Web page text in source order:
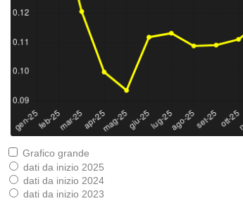
Grafico grande
dati da inizio 2025
dati da inizio 2024
dati da inizio 2023